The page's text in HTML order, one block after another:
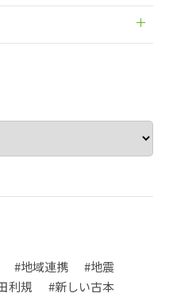
#地域連携
#地震
利規
#新しい古本